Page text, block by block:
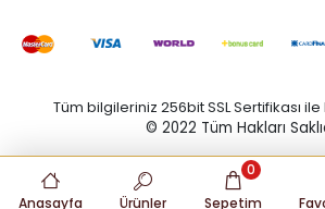
Tüm bilgileriniz 256bit SSL Sertifikası
© 2022 Tüm Hakları
Anasayfa Ürünler Sepetim
0